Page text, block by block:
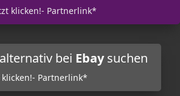
klicken!- Partnerlink*
bei Ebaysuchen
klicken!- Partnerlink*